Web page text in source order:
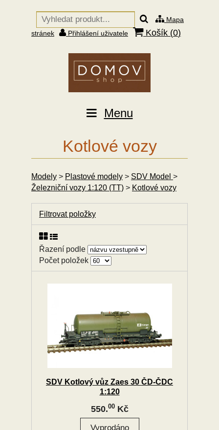
Mapa
stránek
Přihlášení uživatele Košík (0)
Menu
Kotlové vozy
Modely > Plastové modely > SDV Model >
Železniční vozy 1:120 (TT) > Kotlové vozy
Filtrovat položky
Řazení podle
Počet položek
SDV Kotlový vůz Zaes 30 ČD-ČDC
1:120
550.00Kč